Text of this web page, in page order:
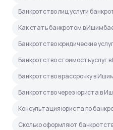
Банкротство лиц услуги
Как стать банкротом в
Банкротство юридические
Банкротство стоимость услуг
Банкротство в рассрочку в
Банкротство через юриста в
Консультация юриста по
Сколько оформляют